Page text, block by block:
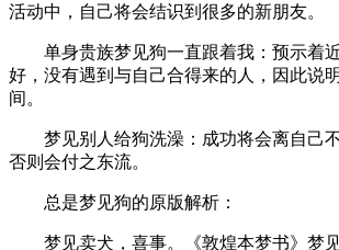
活动中，自己将会结识到很多的新朋友。
单身贵族梦见狗一直跟着我：预示着
好，没有遇到与自己合得来的人，因此说
间。
梦见别人给狗洗澡：成功将会离自己不
否则会付之东流。
总是梦见狗的原版解析：
梦见卖犬，喜事。《敦煌本梦书》梦见